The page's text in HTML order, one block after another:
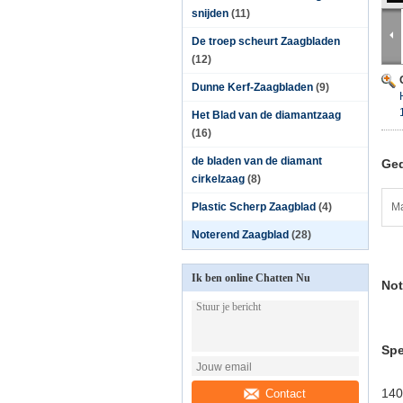
snijden (11)
De troep scheurt Zaagbladen
(12)
Dunne Kerf-Zaagbladen (9)
Het Blad van de diamantzaag
(16)
de bladen van de diamant
cirkelzaag (8)
Plastic Scherp Zaagblad (4)
Noterend Zaagblad (28)
Ik ben online Chatten Nu
Contact